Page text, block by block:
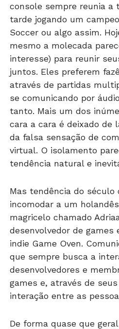
console sempre reunia a
tarde jogando um
Soccer ou algo assim.
mesmo a molecada
interesse) para reunir
juntos. Eles preferem
através de partidas
se comunicando por
tanto. Mais um dos
cara a cara é deixado de
da falsa sensação de
virtual. O isolamento
tendência natural e
Mas tendência do século
incomodar a um
magricelo chamado
desenvolvedor de games
indie Game Oven.
que sempre busca a
desenvolvedores e
games e, através de
interação entre as
De forma quase que